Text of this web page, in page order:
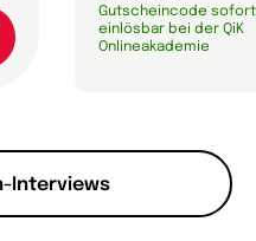
Interviews
Gutscheincode sofort
einlösbar bei der QiK
Onlineakademie